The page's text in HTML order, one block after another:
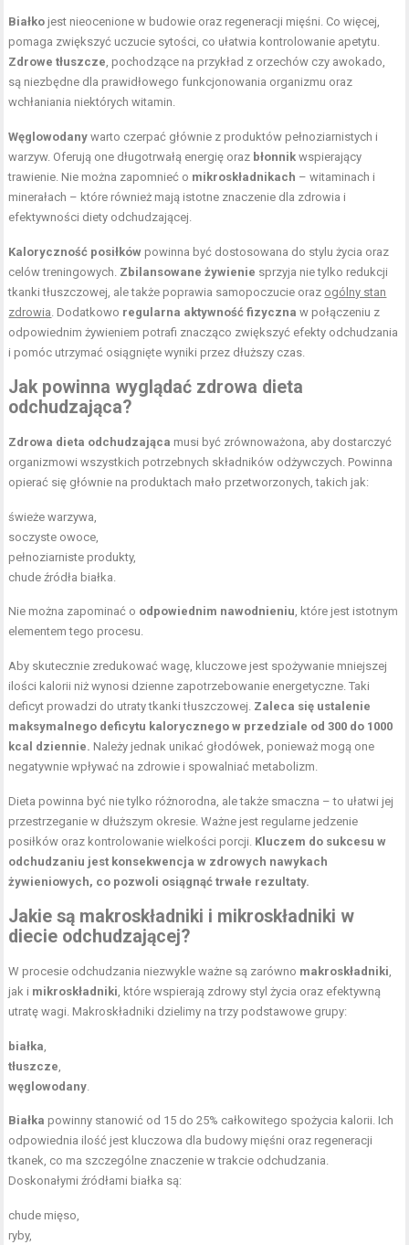
Białko jest nieocenione w budowie oraz regeneracji mięśni. Co więcej,
pomaga zwiększyć uczucie sytości, co ułatwia kontrolowanie apetytu.
Zdrowe tłuszcze, pochodzące na przykład z orzechów czy awokado,
są niezbędne dla prawidłowego funkcjonowania organizmu oraz
wchłaniania niektórych witamin.
Węglowodany warto czerpać głównie z produktów pełnoziarnistych i
warzyw. Oferują one długotrwałą energię oraz błonnik wspierający
trawienie. Nie można zapomnieć o mikroskładnikach – witaminach i
minerałach – które również mają istotne znaczenie dla zdrowia i
efektywności diety odchudzającej.
Kaloryczność posiłków powinna być dostosowana do stylu życia oraz
celów treningowych. Zbilansowane żywienie sprzyja nie tylko redukcji
tkanki tłuszczowej, ale także poprawia samopoczucie oraz ogólny stan
zdrowia. Dodatkowo regularna aktywność fizyczna w połączeniu z
odpowiednim żywieniem potrafi znacząco zwiększyć efekty odchudzania
i pomóc utrzymać osiągnięte wyniki przez dłuższy czas.
Jak powinna wyglądać zdrowa dieta
odchudzająca?
Zdrowa dieta odchudzająca musi być zrównoważona, aby dostarczyć
organizmowi wszystkich potrzebnych składników odżywczych. Powinna
opierać się głównie na produktach mało przetworzonych, takich jak:
świeże warzywa,
soczyste owoce,
pełnoziarniste produkty,
chude źródła białka.
Nie można zapominać o odpowiednim nawodnieniu, które jest istotnym
elementem tego procesu.
Aby skutecznie zredukować wagę, kluczowe jest spożywanie mniejszej
ilości kalorii niż wynosi dzienne zapotrzebowanie energetyczne. Taki
deficyt prowadzi do utraty tkanki tłuszczowej. Zaleca się ustalenie
maksymalnego deficytu kalorycznego w przedziale od 300 do 1000
kcal dziennie. Należy jednak unikać głodówek, ponieważ mogą one
negatywnie wpływać na zdrowie i spowalniać metabolizm.
Dieta powinna być nie tylko różnorodna, ale także smaczna – to ułatwi jej
przestrzeganie w dłuższym okresie. Ważne jest regularne jedzenie
posiłków oraz kontrolowanie wielkości porcji. Kluczem do sukcesu w
odchudzaniu jest konsekwencja w zdrowych nawykach
żywieniowych, co pozwoli osiągnąć trwałe rezultaty.
Jakie są makroskładniki i mikroskładniki w
diecie odchudzającej?
W procesie odchudzania niezwykle ważne są zarówno makroskładniki,
jak i mikroskładniki, które wspierają zdrowy styl życia oraz efektywną
utratę wagi. Makroskładniki dzielimy na trzy podstawowe grupy:
białka,
tłuszcze,
węglowodany.
Białka powinny stanowić od 15 do 25% całkowitego spożycia kalorii. Ich
odpowiednia ilość jest kluczowa dla budowy mięśni oraz regeneracji
tkanek, co ma szczególne znaczenie w trakcie odchudzania.
Doskonałymi źródłami białka są:
chude mięso,
ryby,